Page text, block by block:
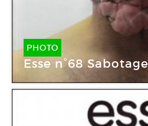
PHOTO
Esse n°68 Sabotage